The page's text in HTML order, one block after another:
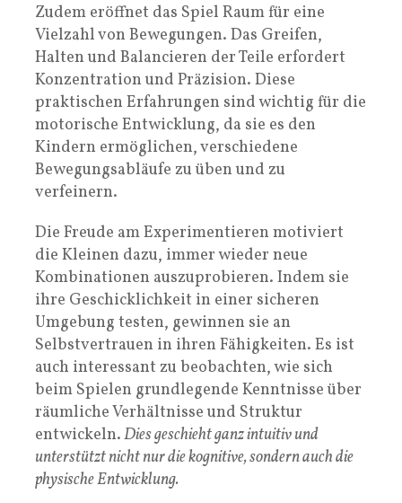
Zudem eröffnet das Spiel Raum für eine
Vielzahl von Bewegungen. Das Greifen,
Halten und Balancieren der Teile erfordert
Konzentration und Präzision. Diese
praktischen Erfahrungen sind wichtig für die
motorische Entwicklung, da sie es den
Kindern ermöglichen, verschiedene
Bewegungsabläufe zu üben und zu
verfeinern.
Die Freude am Experimentieren motiviert
die Kleinen dazu, immer wieder neue
Kombinationen auszuprobieren. Indem sie
ihre Geschicklichkeit in einer sicheren
Umgebung testen, gewinnen sie an
Selbstvertrauen in ihren Fähigkeiten. Es ist
auch interessant zu beobachten, wie sich
beim Spielen grundlegende Kenntnisse über
räumliche Verhältnisse und Struktur
entwickeln.Dies geschieht ganz intuitiv und
unterstützt nicht nur die kognitive, sondern auch die
physische Entwicklung.